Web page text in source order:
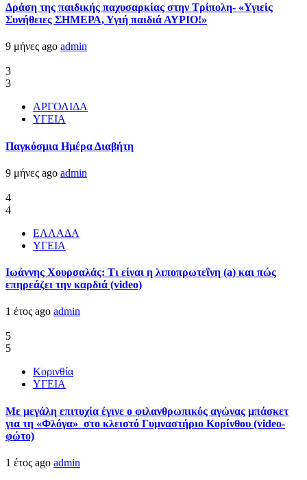
Δράση της παιδικής παχυσαρκίας στην Τρίπολη- «Υγιείς
Συνήθειες ΣΗΜΕΡΑ, Υγιή παιδιά ΑΥΡΙΟ!»
9 μήνες ago admin
3
3
ΑΡΓΟΛΙΔΑ
ΥΓΕΙΑ
Παγκόσμια Ημέρα Διαβήτη
9 μήνες ago admin
4
4
ΕΛΛΑΔΑ
ΥΓΕΙΑ
Ιωάννης Χουρσαλάς: Τι είναι η λιποπρωτεΐνη (a) και πώς
επηρεάζει την καρδιά (video)
1 έτος ago admin
5
5
Κορινθία
ΥΓΕΙΑ
Με μεγάλη επιτυχία έγινε ο φιλανθρωπικός αγώνας μπάσκετ
για τη «Φλόγα» στο κλειστό Γυμναστήριο Κορίνθου (video-
φώτο)
1 έτος ago admin